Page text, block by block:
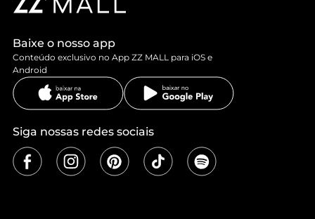
Baixe o nosso app
Conteúdo exclusivo no App ZZ MALL para iOS e
Android
Siga nossas redes sociais